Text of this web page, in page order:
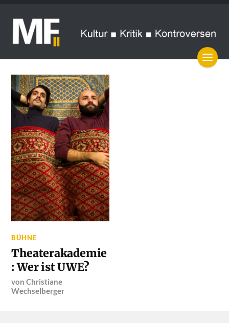
BÜHNE
Theaterakademie
: Wer ist UWE?
vonChristiane
Wechselberger